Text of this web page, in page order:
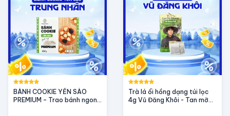
BÁNH COOKIE YẾN SÀO
PREMIUM – Trao bánh ngon,
Trà lá ổi hồng dạng túi lọc
4g Vũ Đăng Khôi - Tan mỡ